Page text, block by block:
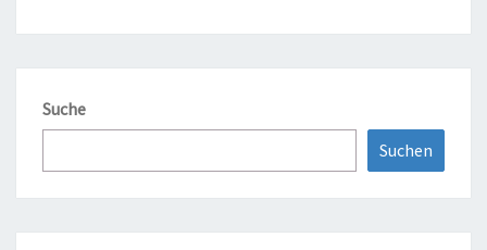
Suche
Suchen